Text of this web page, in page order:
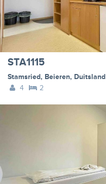
STA1115
Stamsried, Beieren, Duitsland
4
2